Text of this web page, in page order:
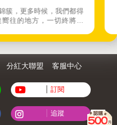
簇，更多時候，我們都得
往的地方，一切終將值
分紅大聯盟 客服中心
訂閱
追蹤